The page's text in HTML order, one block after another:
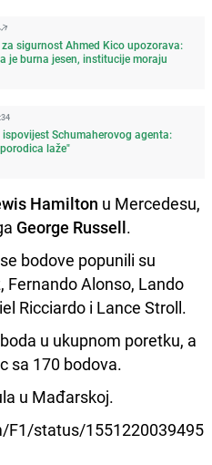
sigurnost Ahmed Kico upozorava:
je burna jesen, institucije moraju
Schumaherovog agenta:
laže"
Hamilton u Mercedesu,
George Russell.
bodove popunili su
Fernando Alonso, Lando
Ricciardo i Lance Stroll.
u ukupnom poretku, a
sa 170 bodova.
u Mađarskoj.
status/1551220039495